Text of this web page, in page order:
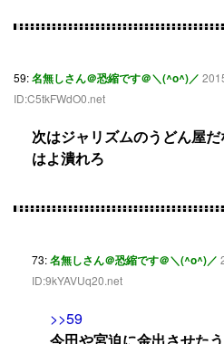
59:名無しさん＠恐縮です＠＼(^o^)／
ID:C5tkFWdO0.net
次はジャリズムのうどん屋
はよ潰れろ
73:名無しさん＠恐縮です＠＼(^o^)／
ID:9kYAVUq20.net
>>59